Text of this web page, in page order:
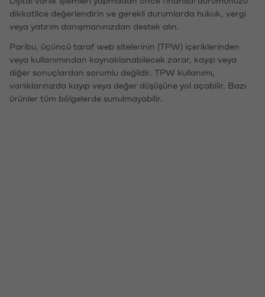
dikkatlice değerlendirin ve gerekli durumlarda hukuk, vergi
veya yatırım danışmanınızdan destek alın.
Paribu, üçüncü taraf web sitelerinin (TPW) içeriklerinden
veya kullanımından kaynaklanabilecek zarar, kayıp veya
diğer sonuçlardan sorumlu değildir. TPW kullanımı,
varlıklarınızda kayıp veya değer düşüşüne yol açabilir. Bazı
ürünler tüm bölgelerde sunulmayabilir.